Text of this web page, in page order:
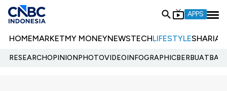
APPS
HOMEMARKETMY MONEYNEWSTECHLIFESTYLESHARIA
RESEARCHOPINIONPHOTOVIDEOINFOGRAPHIC